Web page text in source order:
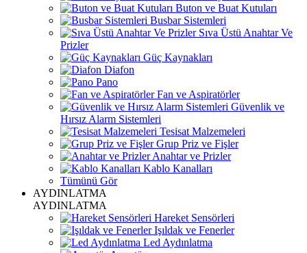
Buton ve Buat Kutuları
Busbar Sistemleri
Sıva Üstü Anahtar Ve
Prizler
Güç Kaynakları
Diafon
Pano
Fan ve Aspiratörler
Güvenlik ve
Hırsız Alarm Sistemleri
Tesisat Malzemeleri
Grup Priz ve Fişler
Anahtar ve Prizler
Kablo Kanalları
Tümünü Gör
AYDINLATMA
AYDINLATMA
Hareket Sensörleri
Işıldak ve Fenerler
Led Aydınlatma